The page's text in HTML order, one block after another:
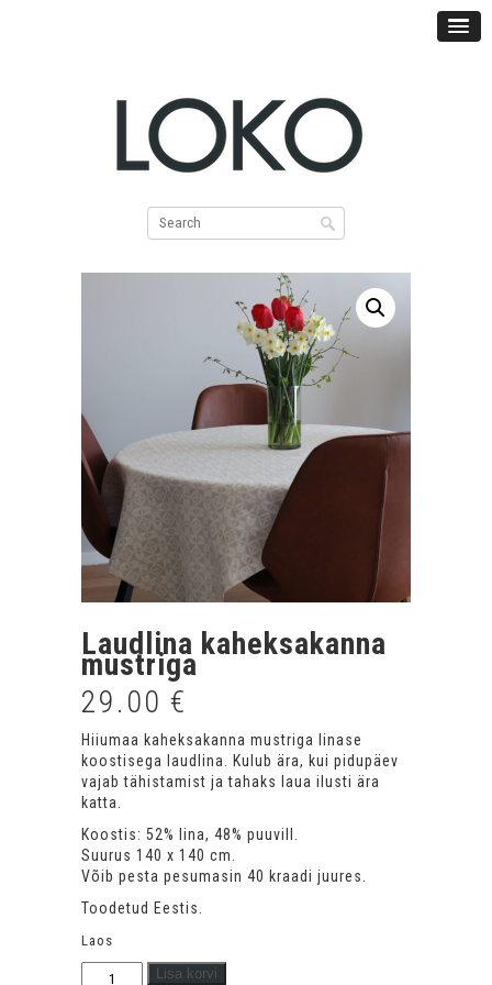
Laudlina kaheksakanna
mustriga
29.00 €
Hiiumaa kaheksakanna mustriga linase
koostisega laudlina. Kulub ära, kui pidupäev
vajab tähistamist ja tahaks laua ilusti ära
katta.
Koostis: 52% lina, 48% puuvill.
Suurus 140 x 140 cm.
Võib pesta pesumasin 40 kraadi juures.
Toodetud Eestis.
Laos
Laudlina
Lisa korvi